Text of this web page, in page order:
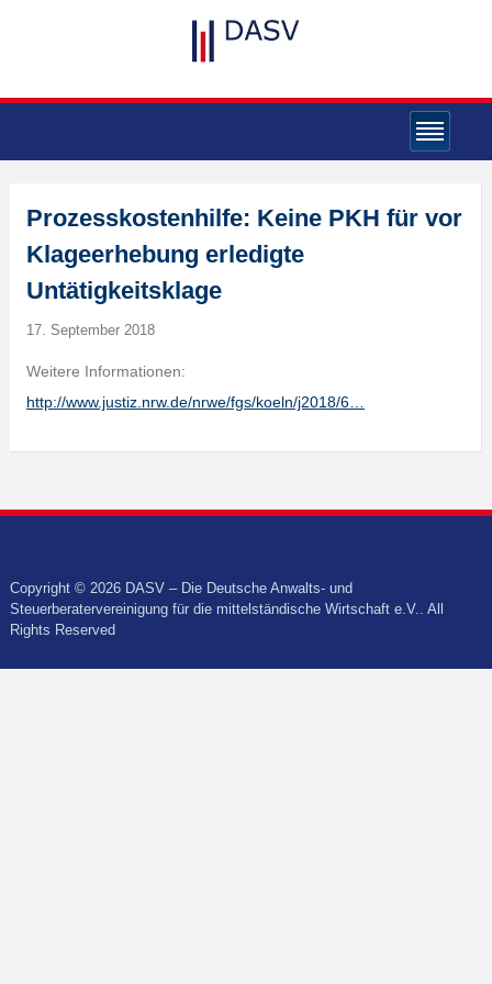
Prozesskostenhilfe: Keine PKH für vor
Klageerhebung erledigte
Untätigkeitsklage
17. September 2018
Weitere Informationen:
http://www.justiz.nrw.de/nrwe/fgs/koeln/j2018/6…
Copyright © 2026 DASV – Die Deutsche Anwalts- und
Steuerberatervereinigung für die mittelständische Wirtschaft e.V.. All
Rights Reserved